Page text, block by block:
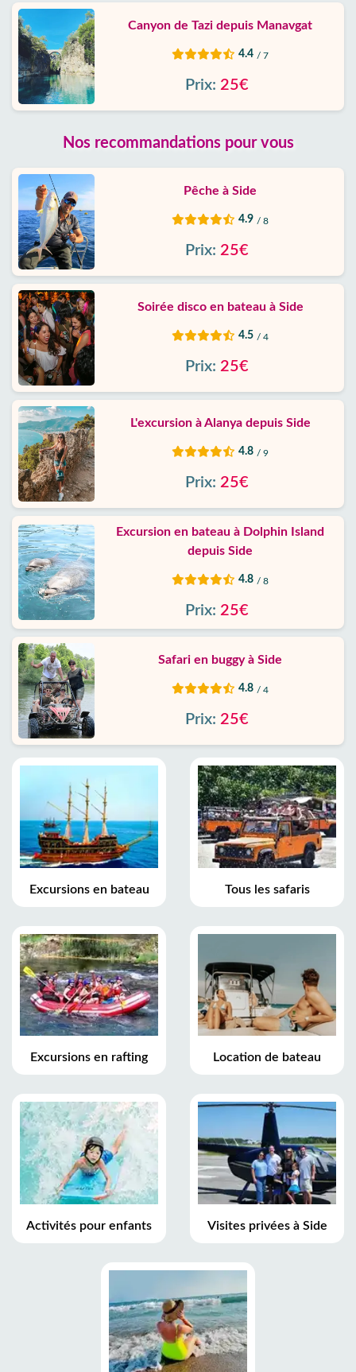
Canyon de Tazi depuis Manavgat
4.4 / 7
Prix: 25€
Nos recommandations pour vous
Pêche à Side
4.9 / 8
Prix: 25€
Soirée disco en bateau à Side
4.5 / 4
Prix: 25€
L'excursion à Alanya depuis Side
4.8 / 9
Prix: 25€
Excursion en bateau à Dolphin Island
depuis Side
4.8 / 8
Prix: 25€
Safari en buggy à Side
4.8 / 4
Prix: 25€
Excursions en bateau Tous les safaris
Excursions en rafting Location de bateau
Activités pour enfants Visites privées à Side